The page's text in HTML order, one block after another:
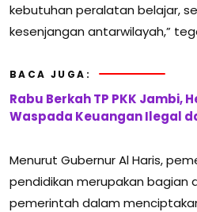
kebutuhan peralatan belajar,
kesenjangan antarwilayah,”
BACA JUGA:
Rabu Berkah TP PKK Jambi,
Waspada Keuangan Ilegal
Menurut Gubernur Al Haris,
pendidikan merupakan bagian
pemerintah dalam